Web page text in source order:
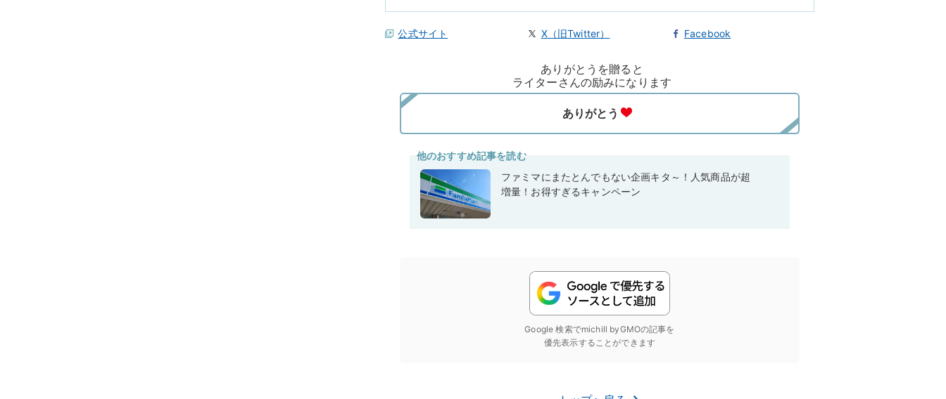
公式サイト X（旧Twitter） Facebook
ありがとうを贈ると
ライターさんの励みになります
他のおすすめ記事を読む
ファミマにまたとんでもない企画キタ～！人気商品が超
増量！お得すぎるキャンペーン
Google 検索でmichill byGMOの記事を
優先表示することができます